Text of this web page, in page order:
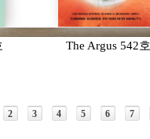
The Argus 542호
2 3 4 5 6 7